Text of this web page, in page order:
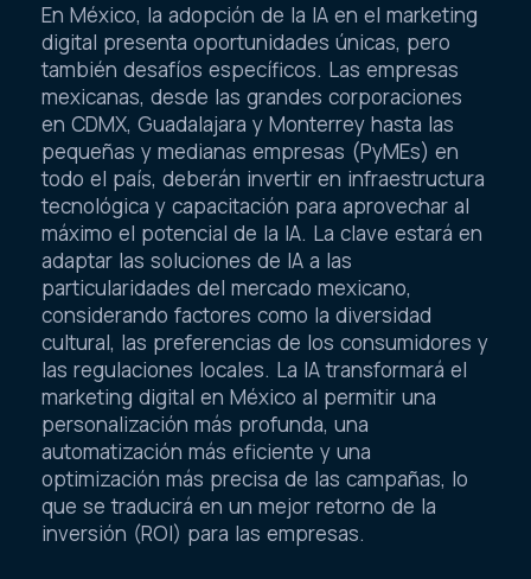
En México, la adopción de la IA en el marketing
digital presenta oportunidades únicas, pero
también desafíos específicos. Las empresas
mexicanas, desde las grandes corporaciones
en CDMX, Guadalajara y Monterrey hasta las
pequeñas y medianas empresas (PyMEs) en
todo el país, deberán invertir en infraestructura
tecnológica y capacitación para aprovechar al
máximo el potencial de la IA. La clave estará en
adaptar las soluciones de IA a las
particularidades del mercado mexicano,
considerando factores como la diversidad
cultural, las preferencias de los consumidores y
las regulaciones locales. La IA transformará el
marketing digital en México al permitir una
personalización más profunda, una
automatización más eficiente y una
optimización más precisa de las campañas, lo
que se traducirá en un mejor retorno de la
inversión (ROI) para las empresas.